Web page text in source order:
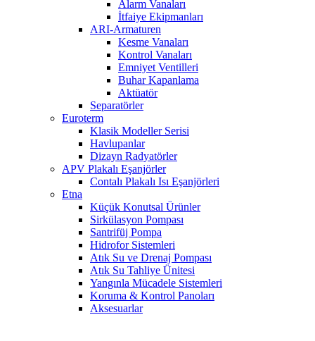
Alarm Vanaları
İtfaiye Ekipmanları
ARI-Armaturen
Kesme Vanaları
Kontrol Vanaları
Emniyet Ventilleri
Buhar Kapanlama
Aktüatör
Separatörler
Euroterm
Klasik Modeller Serisi
Havlupanlar
Dizayn Radyatörler
APV Plakalı Eşanjörler
Contalı Plakalı Isı Eşanjörleri
Etna
Küçük Konutsal Ürünler
Sirkülasyon Pompası
Santrifüj Pompa
Hidrofor Sistemleri
Atık Su ve Drenaj Pompası
Atık Su Tahliye Ünitesi
Yangınla Mücadele Sistemleri
Koruma & Kontrol Panoları
Aksesuarlar